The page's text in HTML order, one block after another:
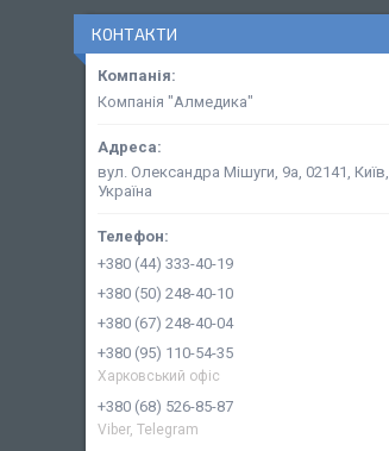
КОНТАКТИ
Компанія "Алмедика"
вул. Олександра Мішуги, 9а, 02141, Київ,
Україна
+380 (44) 333-40-19
+380 (50) 248-40-10
+380 (67) 248-40-04
+380 (95) 110-54-35
Харковський офіс
+380 (68) 526-85-87
Viber, Telegram